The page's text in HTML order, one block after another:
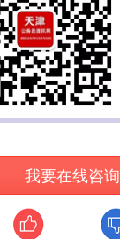
我要在线咨询